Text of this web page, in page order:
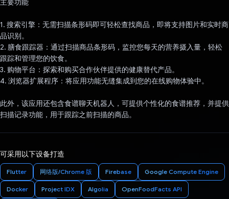
主要功能
1. 搜索引擎：无需扫描条形码即可轻松查找商品，即将支持图片和实时商
品识别。
2. 膳食跟踪器：通过扫描商品条形码，监控您每天的营养摄入量，轻松
跟踪和管理您的饮食。
3. 购物平台：探索和购买合作伙伴提供的健康替代产品。
4. 浏览器扩展程序：将应用功能无缝集成到您的在线购物体验中。
此外，该应用还包含食谱聊天机器人，可提供个性化的食谱推荐，并提供
扫描记录功能，用于跟踪之前扫描的商品。
可采用以下设备打造
Flutter 网络版/Chrome 版 Firebase Google Compute Engine
Docker Project IDX Algolia OpenFoodFacts API